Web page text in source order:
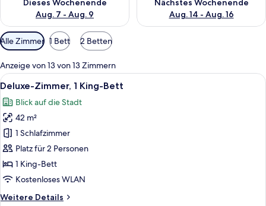
Aug. 7 - Aug. 9
Aug. 14 - Aug. 16
Verfügbare
Filter
für
Zimmer
Alle Zimmer 1 Bett 2 Betten
Anzeige von 13 von 13 Zimmern
Alle
Fotos
für
Deluxe-
Zimmer,
1 King-
Bett
anzeigen
Ein Hotelzimmer mit einem großen
7
Deluxe-Zimmer, 1 King-Bett
Blick auf die Stadt
42 m²
1 Schlafzimmer
Platz für 2 Personen
1 King-Bett
Kostenloses WLAN
Weitere Details
Weitere